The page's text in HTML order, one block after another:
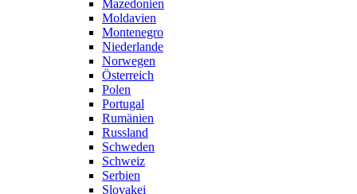
Mazedonien
Moldavien
Montenegro
Niederlande
Norwegen
Österreich
Polen
Portugal
Rumänien
Russland
Schweden
Schweiz
Serbien
Slovakei